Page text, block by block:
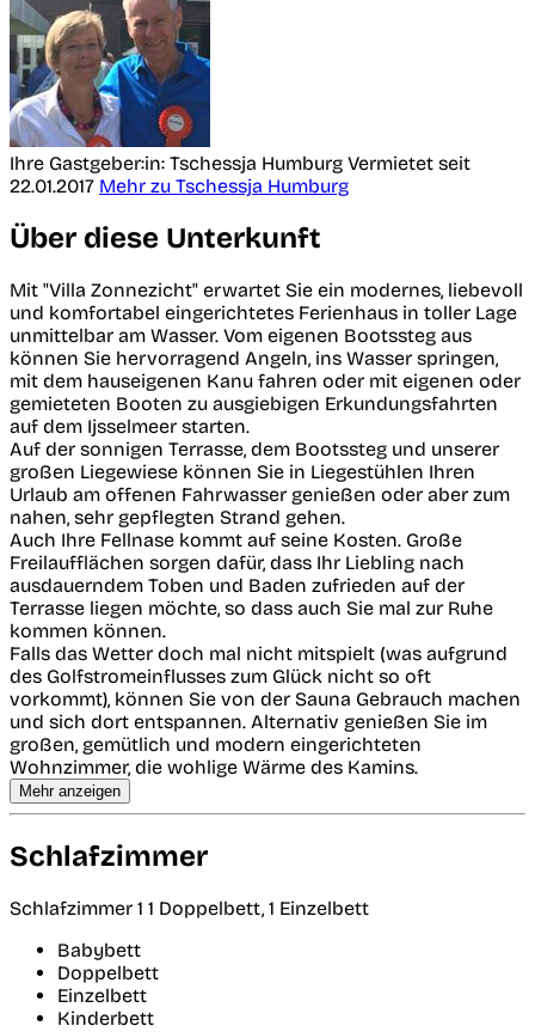
Ihre Gastgeber:in: Tschessja Humburg Vermietet seit
22.01.2017 Mehr zu Tschessja Humburg
Über diese Unterkunft
Mit "Villa Zonnezicht" erwartet Sie ein modernes, liebevoll
und komfortabel eingerichtetes Ferienhaus in toller Lage
unmittelbar am Wasser. Vom eigenen Bootssteg aus
können Sie hervorragend Angeln, ins Wasser springen,
mit dem hauseigenen Kanu fahren oder mit eigenen oder
gemieteten Booten zu ausgiebigen Erkundungsfahrten
auf dem Ijsselmeer starten.
Auf der sonnigen Terrasse, dem Bootssteg und unserer
großen Liegewiese können Sie in Liegestühlen Ihren
Urlaub am offenen Fahrwasser genießen oder aber zum
nahen, sehr gepflegten Strand gehen.
Auch Ihre Fellnase kommt auf seine Kosten. Große
Freilaufflächen sorgen dafür, dass Ihr Liebling nach
ausdauerndem Toben und Baden zufrieden auf der
Terrasse liegen möchte, so dass auch Sie mal zur Ruhe
kommen können.
Falls das Wetter doch mal nicht mitspielt (was aufgrund
des Golfstromeinflusses zum Glück nicht so oft
vorkommt), können Sie von der Sauna Gebrauch machen
und sich dort entspannen. Alternativ genießen Sie im
großen, gemütlich und modern eingerichteten
Wohnzimmer, die wohlige Wärme des Kamins.
Mehr anzeigen
Schlafzimmer
Schlafzimmer 1 1 Doppelbett, 1 Einzelbett
Babybett
Doppelbett
Einzelbett
Kinderbett